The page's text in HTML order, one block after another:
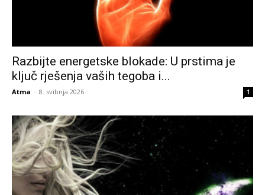
Razbijte energetske blokade: U prstima je
ključ rješenja vaših tegoba i...
Atma - 8. svibnja 2026. 1